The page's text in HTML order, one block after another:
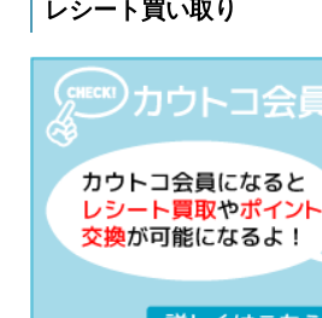
レシート買い取り